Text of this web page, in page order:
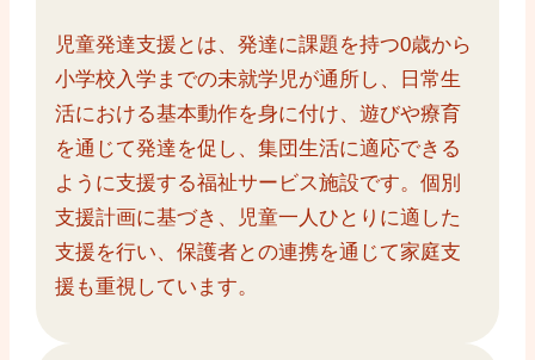
児童発達支援とは、発達に課題を持つ0歳から
小学校入学までの未就学児が通所し、日常生
活における基本動作を身に付け、遊びや療育
を通じて発達を促し、集団生活に適応できる
ように支援する福祉サービス施設です。個別
支援計画に基づき、児童一人ひとりに適した
支援を行い、保護者との連携を通じて家庭支
援も重視しています。